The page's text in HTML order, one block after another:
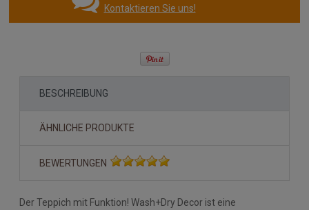
Kontaktieren Sie uns!
BESCHREIBUNG
ÄHNLICHE PRODUKTE
BEWERTUNGEN
Der Teppich mit Funktion! Wash+Dry Decor ist eine